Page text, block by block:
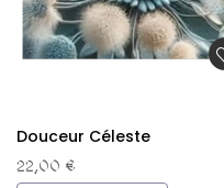
Douceur Céleste
22,00 €